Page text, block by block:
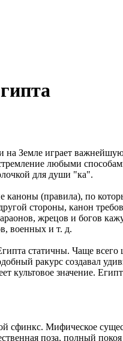
Земле играет
любыми
для души "ка".
каноны (правила), по
стороны, канон
жрецов и богов
военных и т. д.
статичны. Чаще
ракурс создавал
культовое значение.
сфинкс. Мифическое
поза, полный